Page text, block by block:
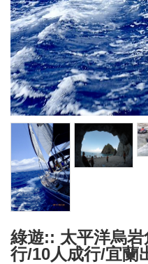
饋
綠遊:: 太平洋烏
行/10人成行/宜蘭